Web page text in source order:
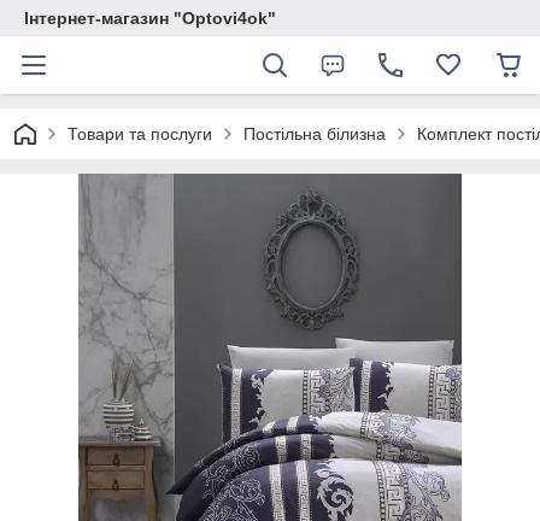
Інтернет-магазин "Optovi4ok"
Товари та послуги Постільна білизна Комплект